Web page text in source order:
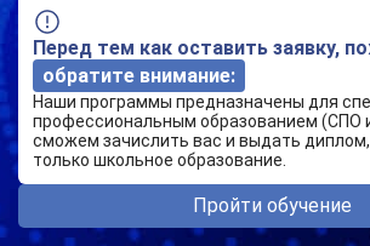
Перед тем как оставить заявку,
обратите внимание:
Наши программы предназначены для
профессиональным образованием (СПО
сможем зачислить вас и выдать диплом,
только школьное образование.
Пройти обучение